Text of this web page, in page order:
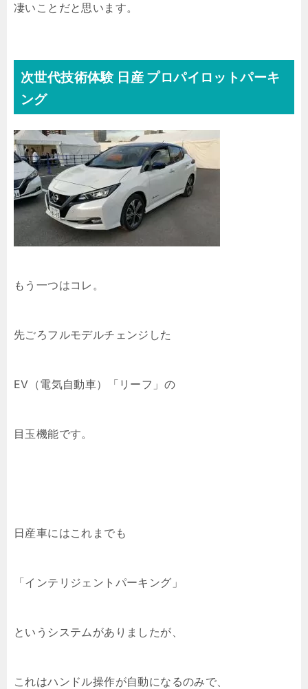
凄いことだと思います。
次世代技術体験 日産 プロパイロットパーキ
ング
もう一つはコレ。
先ごろフルモデルチェンジした
EV（電気自動車）「リーフ」の
目玉機能です。
日産車にはこれまでも
「インテリジェントパーキング」
というシステムがありましたが、
これはハンドル操作が自動になるのみで、